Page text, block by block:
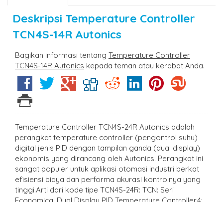
Deskripsi Temperature Controller
TCN4S-14R Autonics
Bagikan informasi tentang Temperature Controller
TCN4S-14R Autonics kepada teman atau kerabat Anda.
Temperature Controller TCN4S-24R Autonics adalah
perangkat temperature controller (pengontrol suhu)
digital jenis PID dengan tampilan ganda (dual display)
ekonomis yang dirancang oleh Autonics. Perangkat ini
sangat populer untuk aplikasi otomasi industri berkat
efisiensi biaya dan performa akurasi kontrolnya yang
tinggi.Arti dari kode tipe TCN4S-24R: TCN: Seri
Economical Dual Display PID Temperature Controller.4: